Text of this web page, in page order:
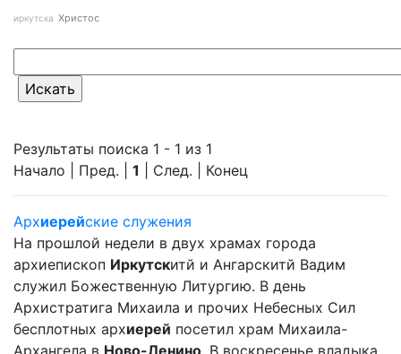
иркутска Христос
Результаты поиска 1 - 1 из 1
Начало | Пред. | 1 | След. | Конец
Архиерейские служения
На прошлой недели в двух храмах города
архиепископ Иркутскитй и Ангарскитй Вадим
служил Божественную Литургию. В день
Архистратига Михаила и прочих Небесных Сил
бесплотных архиерей посетил храм Михаила-
Архангела в Ново-Ленино . В воскресенье владыка